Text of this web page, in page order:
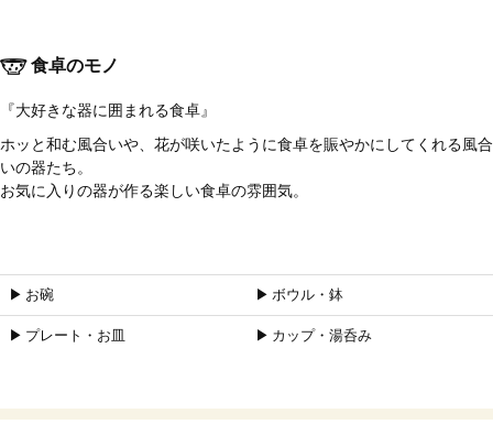
食卓のモノ
『大好きな器に囲まれる食卓』
ホッと和む風合いや、花が咲いたように食卓を賑やかにしてくれる風合
いの器たち。
お気に入りの器が作る楽しい食卓の雰囲気。
▶︎ お碗 ▶︎ ボウル・鉢
▶︎ プレート・お皿 ▶︎ カップ・湯呑み